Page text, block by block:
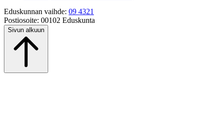
Eduskunnan vaihde: 09 4321
Postiosoite: 00102 Eduskunta
Sivun alkuun